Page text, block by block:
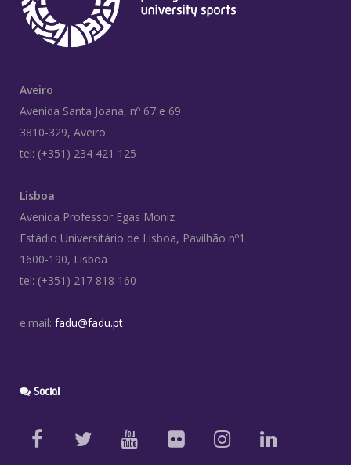
Aveiro
Avenida Santa Joana, nº 67 e 69
3810-329, Aveiro
tel: (+351) 234 421 125
Lisboa
Avenida Professor Egas Moniz
Estádio Universitário de Lisboa, Pavilhão nº1
1600-190, Lisboa
tel: (+351) 217 818 160
e.mail: fadu@fadu.pt
Social